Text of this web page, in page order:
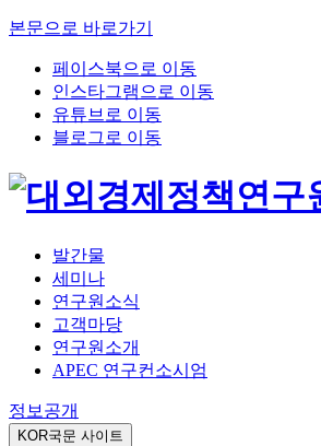
본문으로 바로가기
페이스북으로 이동
인스타그램으로 이동
유튜브로 이동
블로그로 이동
발간물
세미나
연구원소식
고객마당
연구원소개
APEC 연구컨소시엄
정보공개
KOR국문 사이트